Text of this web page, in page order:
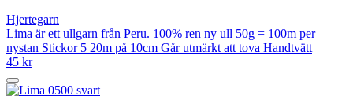
Hjertegarn
Lima är ett ullgarn från Peru. 100% ren ny ull 50g = 100m per
nystan Stickor 5 20m på 10cm Går utmärkt att tova Handtvätt
45 kr